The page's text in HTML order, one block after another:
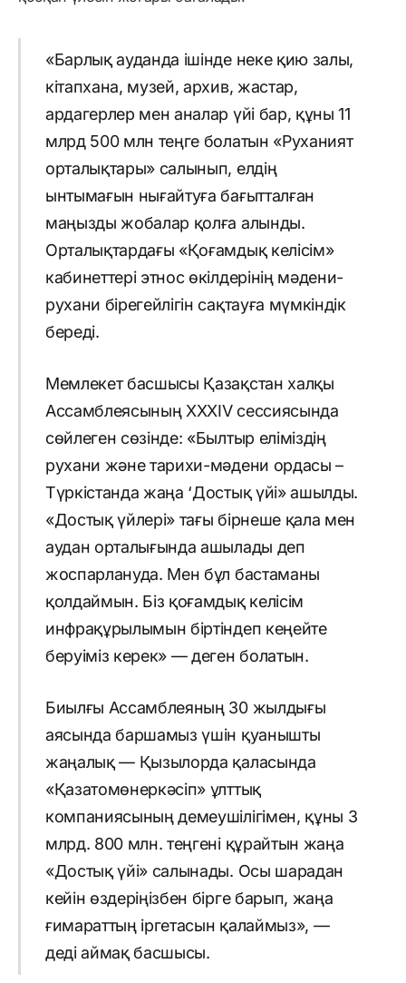
«Барлық ауданда ішінде неке қию залы,
кітапхана, музей, архив, жастар,
ардагерлер мен аналар үйі бар, құны 11
млрд 500 млн теңге болатын «Руханият
орталықтары» салынып, елдің
ынтымағын нығайтуға бағытталған
маңызды жобалар қолға алынды.
Орталықтардағы «Қоғамдық келісім»
кабинеттері этнос өкілдерінің мәдени-
рухани бірегейлігін сақтауға мүмкіндік
береді.
Мемлекет басшысы Қазақстан халқы
Ассамблеясының XXXIV сессиясында
сөйлеген сөзінде: «Былтыр еліміздің
рухани және тарихи-мәдени ордасы –
Түркістанда жаңа ‘Достық үйі» ашылды.
«Достық үйлері» тағы бірнеше қала мен
аудан орталығында ашылады деп
жоспарлануда. Мен бұл бастаманы
қолдаймын. Біз қоғамдық келісім
инфрақұрылымын біртіндеп кеңейте
беруіміз керек» — деген болатын.
Биылғы Ассамблеяның 30 жылдығы
аясында баршамыз үшін қуанышты
жаңалық — Қызылорда қаласында
«Қазатомөнеркәсіп» ұлттық
компаниясының демеушілігімен, құны 3
млрд. 800 млн. теңгені құрайтын жаңа
«Достық үйі» салынады. Осы шарадан
кейін өздеріңізбен бірге барып, жаңа
ғимараттың іргетасын қалаймыз», —
деді аймақ басшысы.